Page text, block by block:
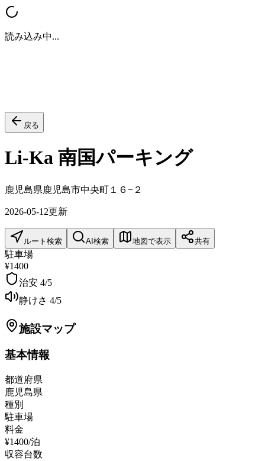
読み込み中...
戻る
Li-Ka 南国パーキング
鹿児島県鹿児島市中央町１６−２
2026-05-12更新
ルート検索 AI検索 地図で表示 共有
駐車場
¥1400
治安 4/5
静けさ 4/5
施設マップ
基本情報
都道府県
鹿児島県
種別
駐車場
料金
¥1400/泊
収容台数